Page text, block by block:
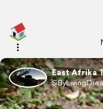
East Afrika